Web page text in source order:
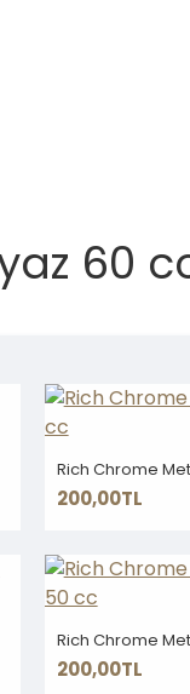
60
Rich Chrome
200,00TL
Rich Chrome
200,00TL